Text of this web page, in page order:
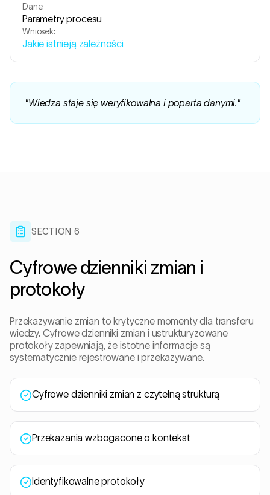
Dane:
Parametry procesu
Wniosek:
Jakie istnieją zależności
"Wiedza staje się weryfikowalna i poparta danymi."
SECTION 6
Cyfrowe dzienniki zmian i
protokoły
Przekazywanie zmian to krytyczne momenty dla transferu
wiedzy. Cyfrowe dzienniki zmian i ustrukturyzowane
protokoły zapewniają, że istotne informacje są
systematycznie rejestrowane i przekazywane.
Cyfrowe dzienniki zmian z czytelną strukturą
Przekazania wzbogacone o kontekst
Identyfikowalne protokoły